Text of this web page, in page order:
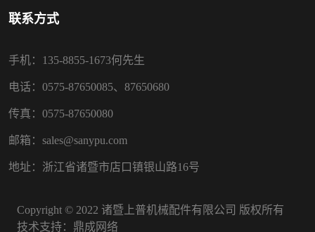
联系方式
手机：135-8855-1673何先生
电话：0575-87650085、87650680
传真：0575-87650080
邮箱：sales@sanypu.com
地址：浙江省诸暨市店口镇银山路16号
Copyright © 2022 诸暨上普机械配件有限公司 版权所有
技术支持： 鼎成网络